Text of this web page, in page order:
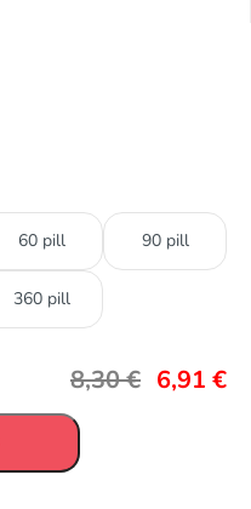
60 pill 90 pill
360 pill
8,30€ 6,91 €